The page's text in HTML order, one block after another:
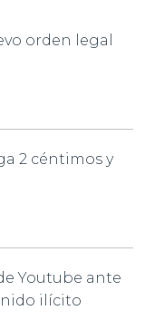
orden legal
2 céntimos y
Youtube ante
ilícito